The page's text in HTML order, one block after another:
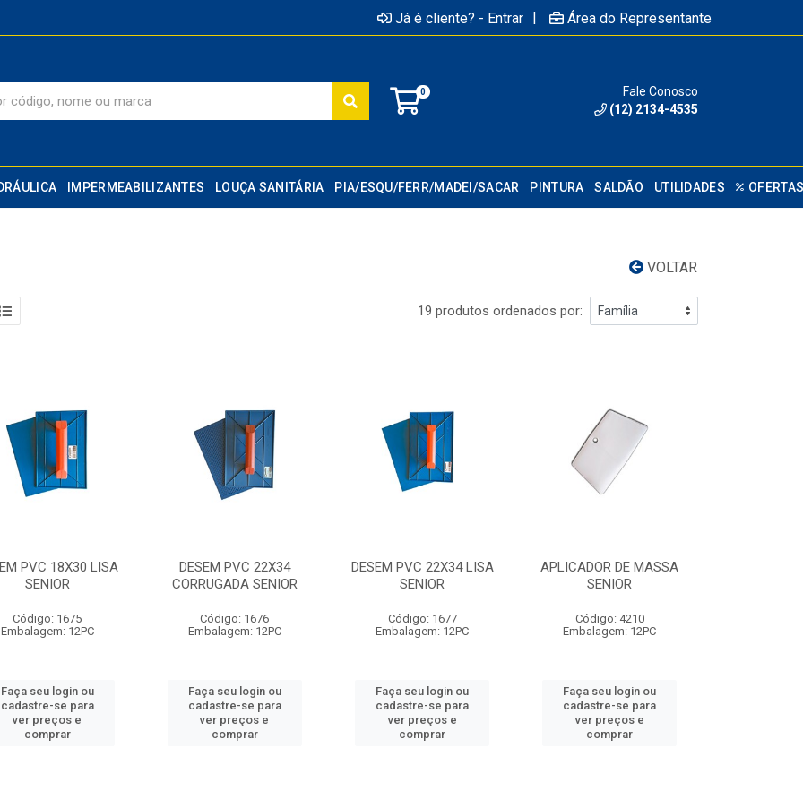
Já é cliente? - Entrar | Área do Representante
0
Fale Conosco
(12) 2134-4535
IMPERMEABILIZANTES LOUÇA SANITÁRIA PIA/ESQU/FERR/MADEI/SACAR PINTURA SALDÃO UTILIDADES
VOLTAR
19 produtos ordenados por:
PVC 18X30 LISA
SENIOR
Código: 1675
Embalagem: 12PC
Faça seu login ou
cadastre-se para
ver preços e
comprar
DESEM PVC 22X34
CORRUGADA SENIOR
Código: 1676
Embalagem: 12PC
Faça seu login ou
cadastre-se para
ver preços e
comprar
DESEM PVC 22X34 LISA
SENIOR
Código: 1677
Embalagem: 12PC
Faça seu login ou
cadastre-se para
ver preços e
comprar
APLICADOR DE MASSA
SENIOR
Código: 4210
Embalagem: 12PC
Faça seu login ou
cadastre-se para
ver preços e
comprar